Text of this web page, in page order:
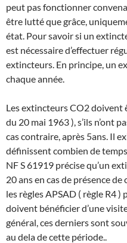
peut pas fonctionner
être lutté que grâce,
état. Pour savoir si un
est nécessaire d’effectuer
extincteurs. En principe, un
chaque année.
Les extincteurs CO2 doivent
du 20 mai 1963 ), s’ils n’ont
cas contraire, après 5ans. Il
définissent combien de
NF S 61919 précise qu’un
20 ans en cas de présence
les règles APSAD ( règle R4
doivent bénéficier d’une
général, ces derniers sont
au dela de cette période..